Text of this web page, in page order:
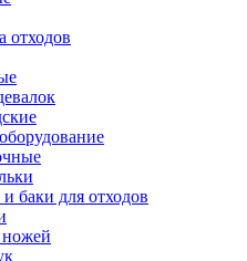
отходов
баки для отходов
ножей